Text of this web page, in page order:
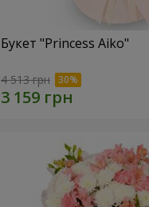
Букет "Princess Aiko"
4 513 грн